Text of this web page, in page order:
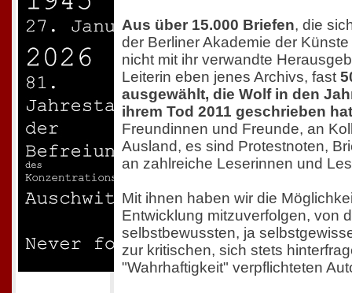
Aus über 15.000 Briefen, die
der Berliner Akademie der
nicht mit ihr verwandte
Leiterin eben jenes Archivs, fast
ausgewählt, die Wolf in den
ihrem Tod 2011 geschrieben hat
Freundinnen und Freunde, an
Ausland, es sind Protestnoten,
an zahlreiche Leserinnen und
Mit ihnen haben wir die
Entwicklung mitzuverfolgen, von
selbstbewussten, ja
zur kritischen, sich stets
"Wahrhaftigkeit" verpflichteten